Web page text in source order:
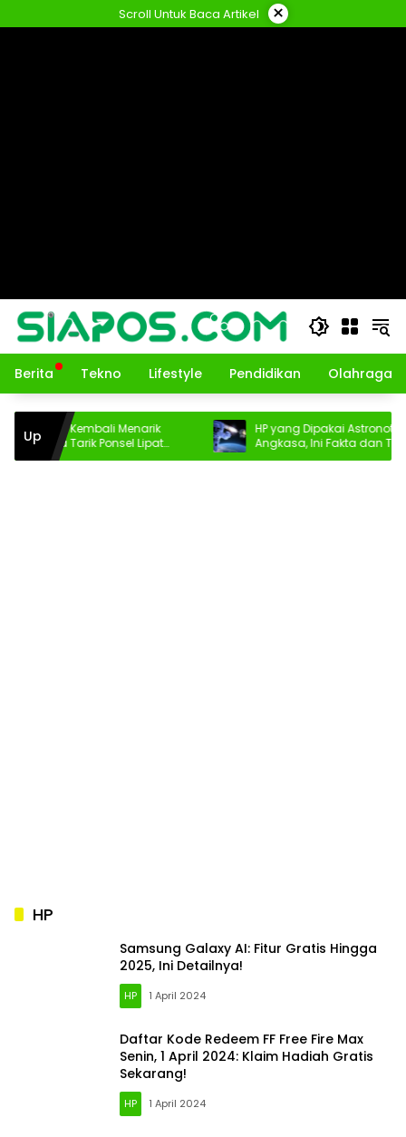
ke
Scroll Untuk Baca Artikel ×
Berita Tekno Lifestyle Pendidikan Olahraga
Up
Fold Kembali Menarik
Tarik Ponsel Lipat
HP yang Dipakai Astronot di Luar
Angkasa, Ini Fakta dan
HP
Samsung Galaxy AI: Fitur Gratis Hingga
2025, Ini Detailnya!
HP 1 April 2024
Daftar Kode Redeem FF Free Fire Max
Senin, 1 April 2024: Klaim Hadiah Gratis
Sekarang!
HP 1 April 2024